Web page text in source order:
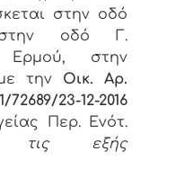
στην οδό
οδό Γ.
Ερμού, στην
την Οικ.
Αρ.
23-12-2016
Περ. Ενότ.
τις εξής